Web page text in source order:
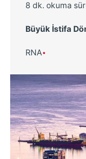
8 dk. okuma
Büyük İstifa
RNA